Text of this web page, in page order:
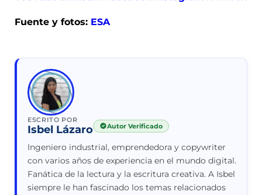
Fuente y fotos: ESA
ESCRITO POR
Isbel Lázaro Autor Verificado
Ingeniero industrial, emprendedora y copywriter
con varios años de experiencia en el mundo digital.
Fanática de la lectura y la escritura creativa. A Isbel
siempre le han fascinado los temas relacionados